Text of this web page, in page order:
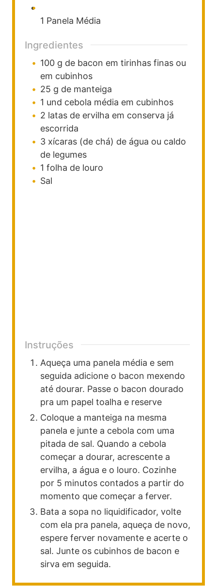
1 Panela Média
Ingredientes
100 g de bacon em tirinhas finas ou
em cubinhos
25 g de manteiga
1 und cebola média em cubinhos
2 latas de ervilha em conserva já
escorrida
3 xícaras (de chá) de água ou caldo
de legumes
1 folha de louro
Sal
Instruções
Aqueça uma panela média e sem
seguida adicione o bacon mexendo
até dourar. Passe o bacon dourado
pra um papel toalha e reserve
Coloque a manteiga na mesma
panela e junte a cebola com uma
pitada de sal. Quando a cebola
começar a dourar, acrescente a
ervilha, a água e o louro. Cozinhe
por 5 minutos contados a partir do
momento que começar a ferver.
Bata a sopa no liquidificador, volte
com ela pra panela, aqueça de novo,
espere ferver novamente e acerte o
sal. Junte os cubinhos de bacon e
sirva em seguida.